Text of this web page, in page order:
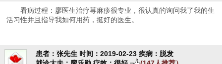
看病过程：廖医生治疗荨麻疹很专业，很认真的询问我了我的生
活习性并且指导我如何用药，挺好的医生。
患者：张先生 时间：2019-02-23 疾病：脱发